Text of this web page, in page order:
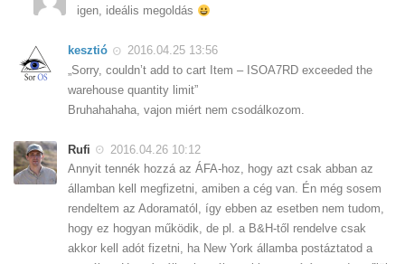
igen, ideális megoldás
kesztió
2016.04.25 13:56
„Sorry, couldn’t add to cart Item – ISOA7RD exceeded the
warehouse quantity limit”
Bruhahahaha, vajon miért nem csodálkozom.
Rufi
2016.04.26 10:12
Annyit tennék hozzá az ÁFA-hoz, hogy azt csak abban az
államban kell megfizetni, amiben a cég van. Én még sosem
rendeltem az Adoramatól, így ebben az esetben nem tudom,
hogy ez hogyan működik, de pl. a B&H-től rendelve csak
akkor kell adót fizetni, ha New York államba postáztatod a